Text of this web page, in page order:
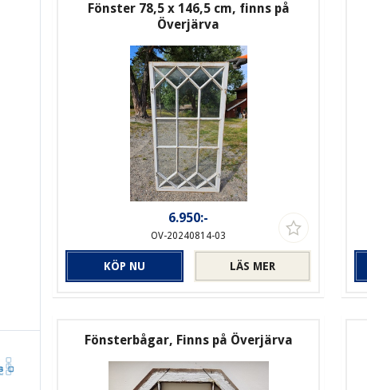
Fönster 78,5 x 146,5 cm, finns på
Överjärva
6.950:-
OV-20240814-03
LÄS MER
KÖP NU
Fönsterbågar, Finns på Överjärva